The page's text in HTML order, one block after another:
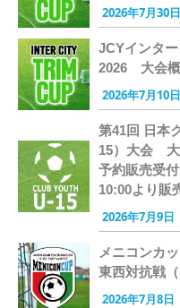
2026年7月30日
JCYインター
2026 大会概
2026年7月10日
第41回 日本
15）大会 大
予約販売受
10:00より販
2026年7月9日
メニコンカ
東西対抗戦
2026年7月8日